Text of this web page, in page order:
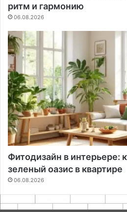
ритм и гармонию
06.08.2026
Фитодизайн в интерьере:
зеленый оазис в квартире
06.08.2026